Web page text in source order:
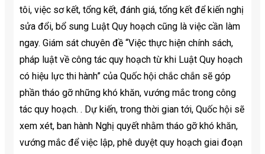
tôi, việc sơ kết, tổng kết, đánh giá, tổng kết để kiến ​​nghị
sửa đổi, bổ sung Luật Quy hoạch cũng là việc cần làm
ngay. Giám sát chuyên đề “Việc thực hiện chính sách,
pháp luật về công tác quy hoạch từ khi Luật Quy hoạch
có hiệu lực thi hành” của Quốc hội chắc chắn sẽ góp
phần tháo gỡ những khó khăn, vướng mắc trong công
tác quy hoạch. . Dự kiến, trong thời gian tới, Quốc hội sẽ
xem xét, ban hành Nghị quyết nhằm tháo gỡ khó khăn,
vướng mắc để việc lập, phê duyệt quy hoạch giai đoạn